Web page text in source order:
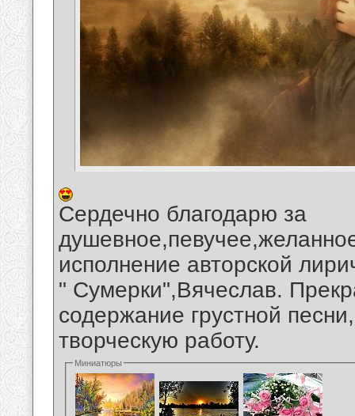
Сердечно благодарю за
исполнение авторской
" Сумерки",Вячеслав.
содержание грустной
творческую работу.
Миниатюры